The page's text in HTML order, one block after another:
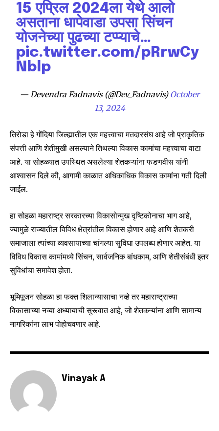
Join our community of
conversation.
your privacy and won't spam your inbox. Your information is
safe with us.
SUBSCRIBE
I've read and accept the Privacy Policy
15 एप्रिल 2024ला येथे आलो
असताना धापेवाडा उपसा सिंचन
योजनेच्या पुढच्या टप्प्याचे…
pic.twitter.com/pRrwCy
Nblp
— Devendra Fadnavis (@Dev_Fadnavis) October
13, 2024
तिरोडा हे गोंदिया जिल्ह्यातील एक महत्त्वाचा मतदारसंघ आहे जो प्राकृतिक
संपत्ती आणि शेतीमुखी असल्याने तिथल्या विकास कामांचा महत्त्वाचा वाटा
आहे. या सोहळ्यात उपस्थित असलेल्या शेतकऱ्यांना फडणवीस यांनी
आश्वासन दिले की, आगामी काळात अधिकाधिक विकास कामांना गती दिली
जाईल.
हा सोहळा महाराष्ट्र सरकारच्या विकासोन्मुख दृष्टिकोनाचा भाग आहे,
ज्यामुळे राज्यातील विविध क्षेत्रांतील विकास होणार आहे आणि शेतकरी
समाजाला त्यांच्या व्यवसायाच्या चांगल्या सुविधा उपलब्ध होणार आहेत. या
विविध विकास कामांमध्ये सिंचन, सार्वजनिक बांधकाम, आणि शेतीसंबंधी इतर
सुविधांचा समावेश होता.
भूमिपूजन सोहळा हा फक्त शिलान्यासाचा नव्हे तर महाराष्ट्राच्या
विकासाच्या नव्या अध्यायाची सुरूवात आहे, जो शेतकऱ्यांना आणि सामान्य
नागरिकांना लाभ पोहोचवणार आहे.
Vinayak A